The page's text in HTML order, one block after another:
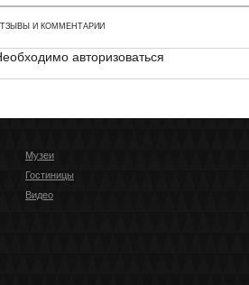
И КОММЕНТАРИИ
авторизоваться
Музеи
Гостиницы
Видео